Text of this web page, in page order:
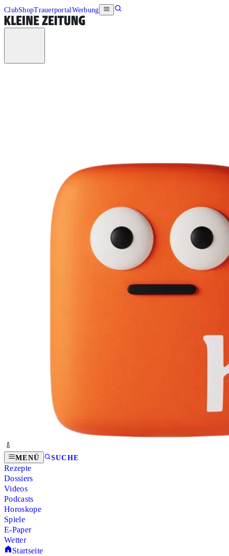
ClubShopTrauerportalWerbung
MENÜ SUCHE
Rezepte
Dossiers
Videos
Podcasts
Horoskope
Spiele
E-Paper
Wetter
Startseite